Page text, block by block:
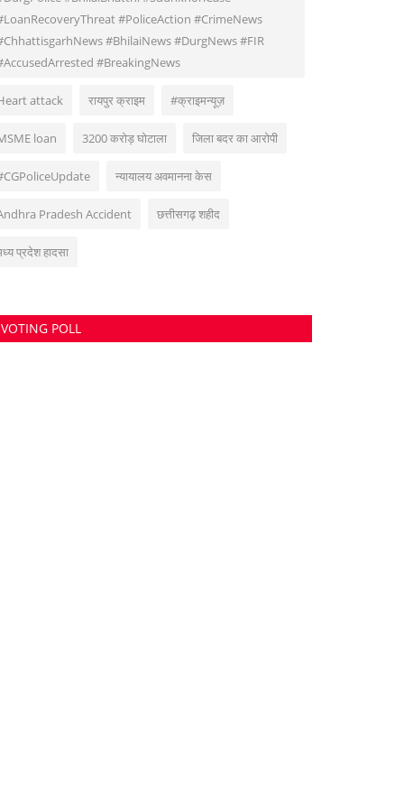
#PoliceAction #CrimeNews
#BhilaiNews #DurgNews #FIR
#BreakingNews
attack रायपुर क्राइम #क्राइमन्यूज़
loan 3200 करोड़ घोटाला जिला बदर का आरोपी
न्यायालय अवमानना केस
Pradesh Accident छत्तीसगढ़ शहीद
प्रदेश हादसा
VOTING POLL